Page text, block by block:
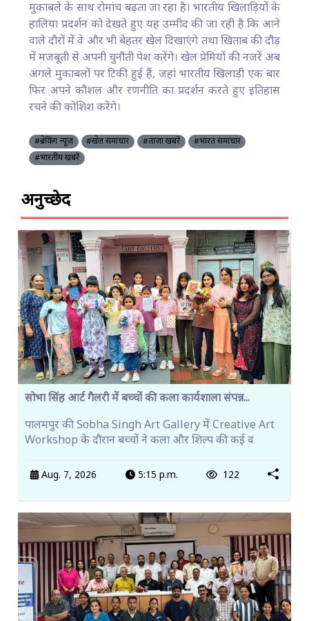
मुकाबले के साथ रोमांच बढ़ता जा रहा है। भारतीय खिलाड़ियों के
हालिया प्रदर्शन को देखते हुए यह उम्मीद की जा रही है कि आने
वाले दौरों में वे और भी बेहतर खेल दिखाएंगे तथा खिताब की दौड़
में मजबूती से अपनी चुनौती पेश करेंगे। खेल प्रेमियों की नजरें अब
अगले मुकाबलों पर टिकी हुई हैं, जहां भारतीय खिलाड़ी एक बार
फिर अपने कौशल और रणनीति का प्रदर्शन करते हुए इतिहास
रचने की कोशिश करेंगे।
#ब्रेकिंग न्यूज़ #खेल समाचार #ताज़ा खबरें
#भारत समाचार
#भारतीय खबरें
अनुच्छेद
सोभा सिंह आर्ट गैलरी में बच्चों की कला कार्यशाला संपन्न...
पालमपुर की Sobha Singh Art Gallery में Creative Art
Workshop के दौरान बच्चों ने कला और शिल्प की कई व
Aug. 7, 2026 5:15 p.m. 122